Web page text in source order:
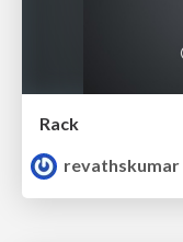
Rack
revathskumar